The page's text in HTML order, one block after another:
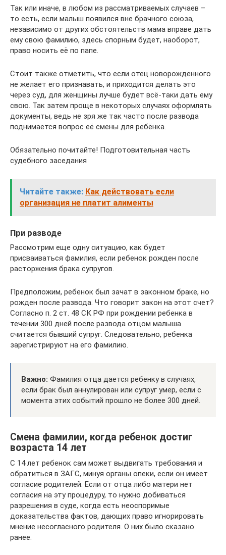
Так или иначе, в любом из рассматриваемых случаев –
то есть, если малыш появился вне брачного союза,
независимо от других обстоятельств мама вправе дать
ему свою фамилию, здесь спорным будет, наоборот,
право носить её по папе.
Стоит также отметить, что если отец новорожденного
не желает его признавать, и приходится делать это
через суд, для женщины лучше будет всё-таки дать ему
свою. Так затем проще в некоторых случаях оформлять
документы, ведь не зря же так часто после развода
поднимается вопрос её смены для ребёнка.
Обязательно почитайте! Подготовительная часть
судебного заседания
Читайте также: Как действовать если
организация не платит алименты
При разводе
Рассмотрим еще одну ситуацию, как будет
присваиваться фамилия, если ребенок рожден после
расторжения брака супругов.
Предположим, ребенок был зачат в законном браке, но
рожден после развода. Что говорит закон на этот счет?
Согласно п. 2 ст. 48 СК РФ при рождении ребенка в
течении 300 дней после развода отцом малыша
считается бывший супруг. Следовательно, ребенка
зарегистрируют на его фамилию.
Важно: Фамилия отца дается ребенку в случаях,
если брак был аннулирован или супруг умер, если с
момента этих событий прошло не более 300 дней.
Смена фамилии, когда ребенок достиг
возраста 14 лет
С 14 лет ребенок сам может выдвигать требования и
обратиться в ЗАГС, минуя органы опеки, если он имеет
согласие родителей. Если от отца либо матери нет
согласия на эту процедуру, то нужно добиваться
разрешения в суде, когда есть неоспоримые
доказательства фактов, дающих право игнорировать
мнение несогласного родителя. О них было сказано
ранее.